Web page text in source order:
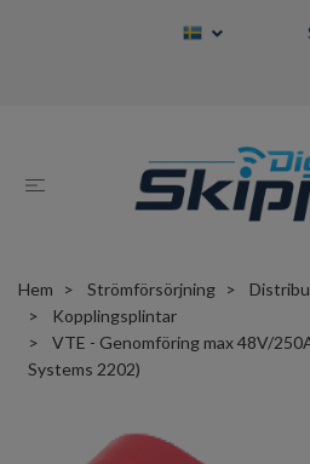
Hem Strömförsörjning
Kopplingsplintar
VTE - Genomföring max 48V/
Systems 2202)